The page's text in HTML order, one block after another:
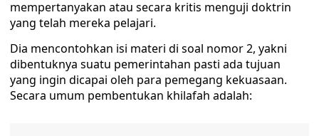
mempertanyakan atau secara kritis menguji doktrin
yang telah mereka pelajari.
Dia mencontohkan isi materi di soal nomor 2, yakni
dibentuknya suatu pemerintahan pasti ada tujuan
yang ingin dicapai oleh para pemegang kekuasaan.
Secara umum pembentukan khilafah adalah: